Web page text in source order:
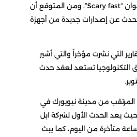
والذي ينطلق بعنوان “Scary fast”، ومن المتوقع أن
عن إصدارات جديدة من أجهزة
التي نشرت مؤخراً والتي أشير
التكنولوجيا تستعد لعقد حدث
من مدينة نيويورك في
حيث يعد الحدث الأول لشركة ابل
متأخرة من اليوم، كما يبث